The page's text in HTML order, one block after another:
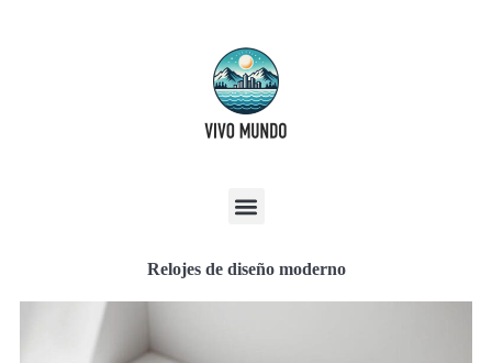
Relojes de diseño moderno